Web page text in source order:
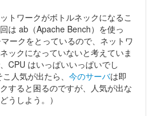
トワークがボトルネックになるこ
は ab（Apache Bench）を使っ
ークをとっているので、ネットワ
ックになっていないと考えていま
CPU はいっぱいいっぱいでし
人気が出たら、 今のサーバは即
すると困るのですが、人気が出な
うしよう。）